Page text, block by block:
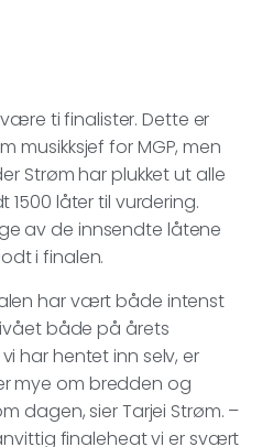
ti finalister. Dette er
musikksjef for MGP, men
Strøm har plukket ut alle
låter til vurdering.
av de innsendte låtene
i finalen.
har vært både intenst
både på årets
har hentet inn selv, er
mye om bredden og
dagen, sier Tarjei Strøm. –
finaleheat vi er svært